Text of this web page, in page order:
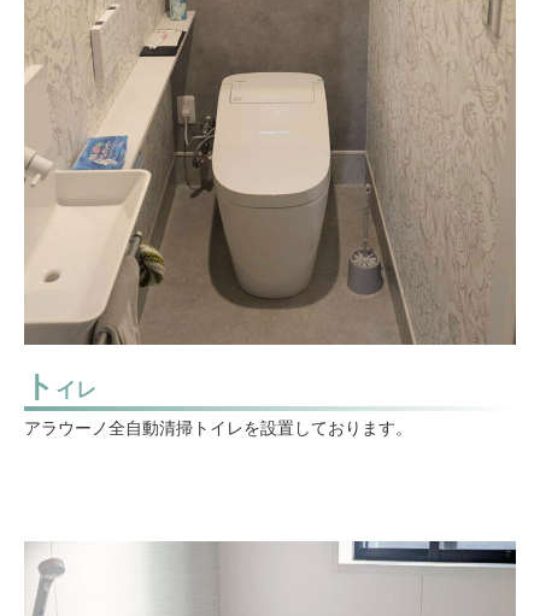
ト イレ
アラウーノ全自動清掃トイレを設置しております。